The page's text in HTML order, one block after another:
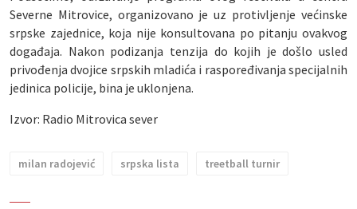
Severne Mitrovice, organizovano je uz protivljenje većinske
srpske zajednice, koja nije konsultovana po pitanju ovakvog
događaja. Nakon podizanja tenzija do kojih je došlo usled
privođenja dvojice srpskih mladića i raspoređivanja specijalnih
jedinica policije, bina je uklonjena.
Izvor: Radio Mitrovica sever
milan radojević srpska lista treetball turnir